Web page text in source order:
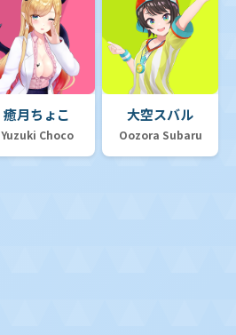
癒月ちょこ
Yuzuki Choco
大空スバル
Oozora Subaru